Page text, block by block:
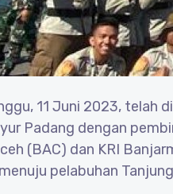
11 Juni 2023, telah
Padang dengan
(BAC) dan KRI
pelabuhan